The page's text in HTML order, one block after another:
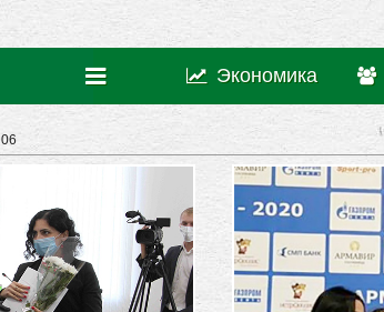
Экономика
06